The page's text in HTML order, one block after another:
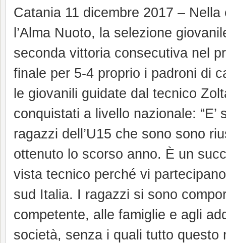
Catania 11 dicembre 2017 –
l’Alma Nuoto, la selezione
seconda vittoria consecutiva nel
finale per 5-4 proprio i padroni di
le giovanili guidate dal tecnico
conquistati a livello nazionale:
ragazzi dell’U15 che sono sono
ottenuto lo scorso anno. È un
vista tecnico perché vi
sud Italia. I ragazzi si sono
competente, alle famiglie e agli
società, senza i quali tutto